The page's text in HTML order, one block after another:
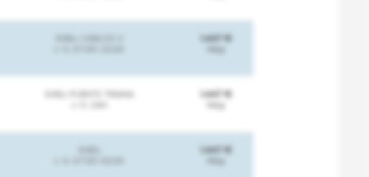
SHELL CARLOS V
1.447 €
Hoy
SHELL PUENTE TRIANA
1.447 €
Hoy
SHELL
1.447 €
Hoy